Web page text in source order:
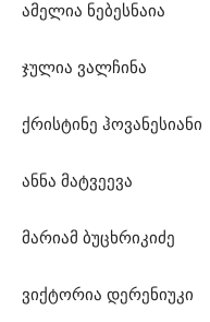
ამელია ნებესნაია
ჯულია ვალჩინა
ქრისტინე ჰოვანესიანი
ანნა მატვეევა
მარიამ ბუცხრიკიძე
ვიქტორია დერენიუკი